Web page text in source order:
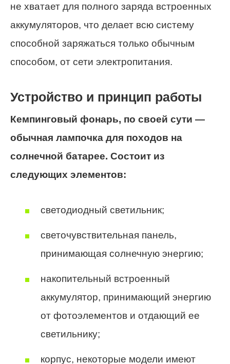
не хватает для полного заряда встроенных
аккумуляторов, что делает всю систему
способной заряжаться только обычным
способом, от сети электропитания.
Устройство и принцип работы
Кемпинговый фонарь, по своей сути —
обычная лампочка для походов на
солнечной батарее. Состоит из
следующих элементов:
светодиодный светильник;
светочувствительная панель,
принимающая солнечную энергию;
накопительный встроенный
аккумулятор, принимающий энергию
от фотоэлементов и отдающий ее
светильнику;
корпус, некоторые модели имеют